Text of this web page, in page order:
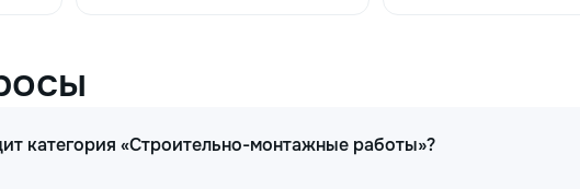
категория «Строительно-монтажные работы»?